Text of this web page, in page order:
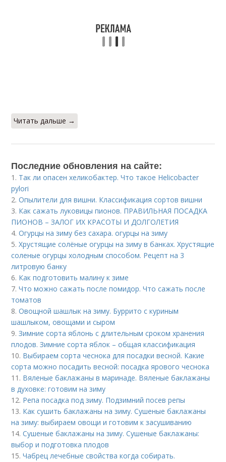
Читать дальше →
Последние обновления на сайте:
1. Так ли опасен хеликобактер. Что такое Helicobacter
pylori
2.Опылители для вишни. Классификация сортов вишни
3. Как сажать луковицы пионов. ПРАВИЛЬНАЯ ПОСАДКА
ПИОНОВ – ЗАЛОГ ИХ КРАСОТЫ И ДОЛГОЛЕТИЯ
4.Огурцы на зиму без сахара. огурцы на зиму
5.Хрустящие солёные огурцы на зиму в банках. Хрустящие
соленые огурцы холодным способом. Рецепт на 3
литровую банку
6. Как подготовить малину к зиме
7.Что можно сажать после помидор. Что сажать после
томатов
8.Овощной шашлык на зиму. Буррито с куриным
шашлыком, овощами и сыром
9.Зимние сорта яблонь с длительным сроком хранения
плодов. Зимние сорта яблок – общая классификация
10. Выбираем сорта чеснока для посадки весной. Какие
сорта можно посадить весной: посадка ярового чеснока
11. Вяленые баклажаны в маринаде. Вяленые баклажаны
в духовке: готовим на зиму
12. Репа посадка под зиму. Подзимний посев репы
13. Как сушить баклажаны на зиму. Сушеные баклажаны
на зиму: выбираем овощи и готовим к засушиванию
14.Сушеные баклажаны на зиму. Сушеные баклажаны:
выбор и подготовка плодов
15.Чабрец лечебные свойства когда собирать.